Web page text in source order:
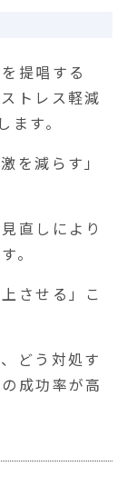
提唱する
トレス軽減
ます。
を減らす」
直しにより
。
させる」
こ
どう対処す
成功率が高